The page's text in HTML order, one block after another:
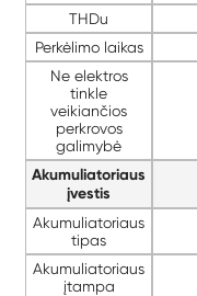
THDu
Perkėlimo laikas
Ne elektros
tinkle
veikiančios
perkrovos
galimybė
Akumuliatoriaus
įvestis
Akumuliatoriaus
tipas
Akumuliatoriaus
įtampa